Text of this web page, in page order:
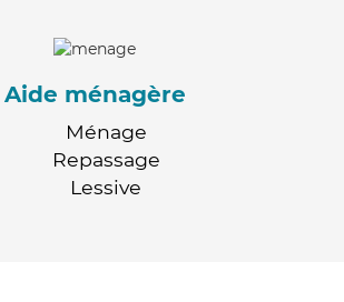
Aide ménagère
Ménage
Repassage
Lessive